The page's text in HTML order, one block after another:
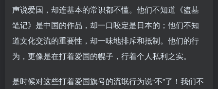
声说爱国，却连基本的常识都不懂。他们不知道《盗墓
笔记》是中国的作品，却一口咬定是日本的；他们不知
道文化交流的重要性，却一味地排斥和抵制。他们的行
为，更像是在打着爱国的幌子，行着个人私利之实。
是时候对这些打着爱国旗号的流氓行为说“不”了！我们不